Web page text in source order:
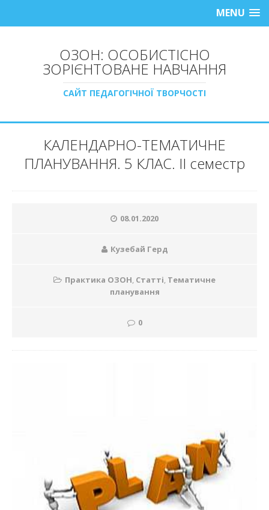
MENU
ОЗОН: ОСОБИСТІСНО
ЗОРІЄНТОВАНЕ НАВЧАННЯ
САЙТ ПЕДАГОГІЧНОЇ ТВОРЧОСТІ
КАЛЕНДАРНО-ТЕМАТИЧНЕ
ПЛАНУВАННЯ. 5 КЛАС. ІІ семестр
08.01.2020
Кузебай Герд
Практика ОЗОН, Статті, Тематичне
планування
0